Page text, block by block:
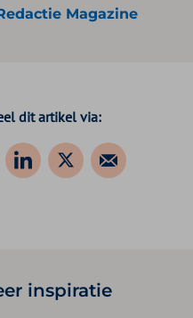
Magazine
dit artikel via:
inspiratie